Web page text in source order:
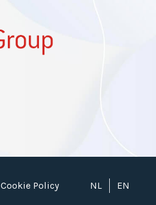
Cookie Policy NL EN